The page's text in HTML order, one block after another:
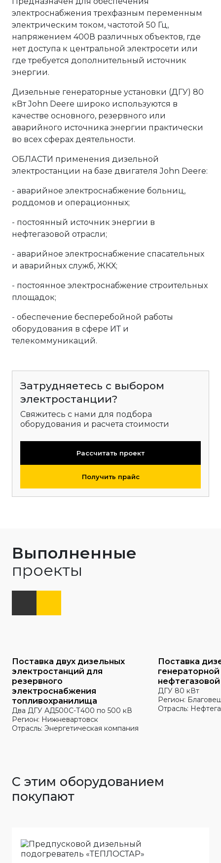
электроснабжения трехфазным переменным
электрическим током, частотой 50 Гц,
напряжением 400В различных объектов, где
нет доступа к центральной электросети или
где требуется дополнительный источник
энергии.
Дизельные генераторные установки (ДГУ) 80
кВт John Deere широко используются в
качестве основного, резервного или
аварийного источника энергии практически
во всех сферах деятельности.
ОБЛАСТИ применения дизельной
электростанции на базе двигателя John Deere:
- аварийное электроснабжение больниц,
роддомов и операционных;
- постоянный источник энергии в
нефтегазовой отрасли;
- аварийное электроснабжение спасательных
и аварийных служб, ЖКХ;
- постоянное электроснабжение строительных
площадок;
- обеспечение бесперебойной работы
оборудования в сфере ИТ и
телекоммуникаций.
Затрудняетесь с выбором
электростанции?
Свяжитесь с нами для подбора
оборудования и расчета стоимости
Рассчитать проект
Получить прайс
Выполненные
проекты
Поставка двух дизельных
электростанций для
резервного
электроснабжения
топливохранилища
Два ДГУ АД500С-Т400 по 500 кВ
Регион: Нижневартовск
Отрасль: Энергетическая компания
Поставка
ДГУ 80 кВт
Регион:
Отрасль:
С этим оборудованием
покупают